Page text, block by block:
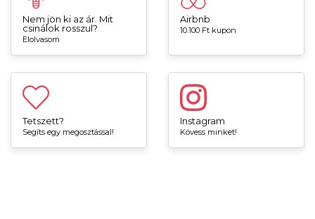
Nem jön ki az ár. Mit
csinálok rosszul?
Elolvasom
Airbnb
10.100 Ft kupon
Tetszett?
Segíts egy megosztással!
Instagram
Kövess minket!